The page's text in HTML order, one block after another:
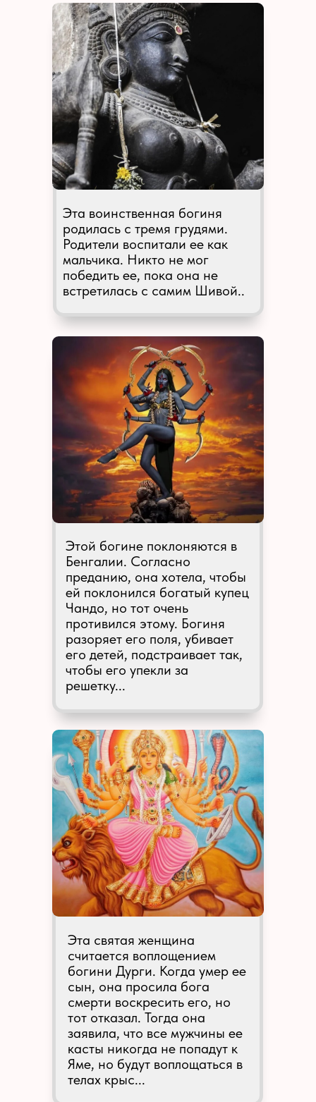
Эта воинственная богиня
родилась с тремя грудями.
Родители воспитали ее как
мальчика. Никто не мог
победить ее, пока она не
встретилась с самим Шивой..
Этой богине поклоняются в
Бенгалии. Согласно
преданию, она хотела, чтобы
ей поклонился богатый купец
Чандо, но тот очень
противился этому. Богиня
разоряет его поля, убивает
его детей, подстраивает так,
чтобы его упекли за
решетку...
Эта святая женщина
считается воплощением
богини Дурги. Когда умер ее
сын, она просила бога
смерти воскресить его, но
тот отказал. Тогда она
заявила, что все мужчины ее
касты никогда не попадут к
Яме, но будут воплощаться в
телах крыс...